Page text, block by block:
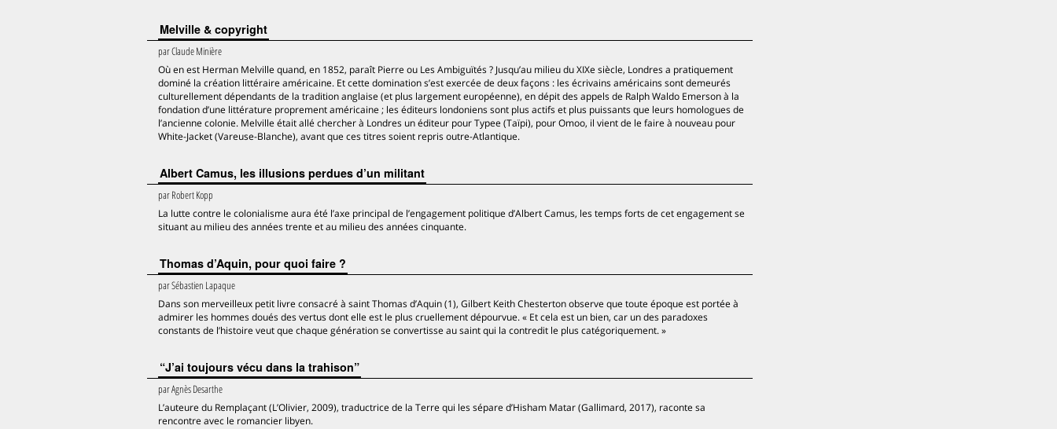
Melville & copyright
parClaude Minière
Où en est Herman Melville quand, en 1852, paraît Pierre ou Les Ambiguïtés ? Jusqu’au milieu du XIXe siècle, Londres a pratiquement
dominé la création littéraire américaine. Et cette domination s’est exercée de deux façons : les écrivains américains sont demeurés
culturellement dépendants de la tradition anglaise (et plus largement européenne), en dépit des appels de Ralph Waldo Emerson à la
fondation d’une littérature proprement américaine ; les éditeurs londoniens sont plus actifs et plus puissants que leurs homologues de
l’ancienne colonie. Melville était allé chercher à Londres un éditeur pour Typee (Taïpi), pour Omoo, il vient de le faire à nouveau pour
White-Jacket (Vareuse-Blanche), avant que ces titres soient repris outre-Atlantique.
Albert Camus, les illusions perdues d’un militant
parRobert Kopp
La lutte contre le colonialisme aura été l’axe principal de l’engagement politique d’Albert Camus, les temps forts de cet engagement se
situant au milieu des années trente et au milieu des années cinquante.
Thomas d’Aquin, pour quoi faire ?
parSébastien Lapaque
Dans son merveilleux petit livre consacré à saint Thomas d’Aquin (1), Gilbert Keith Chesterton observe que toute époque est portée à
admirer les hommes doués des vertus dont elle est le plus cruellement dépourvue. « Et cela est un bien, car un des paradoxes
constants de l’histoire veut que chaque génération se convertisse au saint qui la contredit le plus catégoriquement. »
“J’ai toujours vécu dans la trahison”
parAgnès Desarthe
L’auteure du Remplaçant (L’Olivier, 2009), traductrice de la Terre qui les sépare d’Hisham Matar (Gallimard, 2017), raconte sa
rencontre avec le romancier libyen.